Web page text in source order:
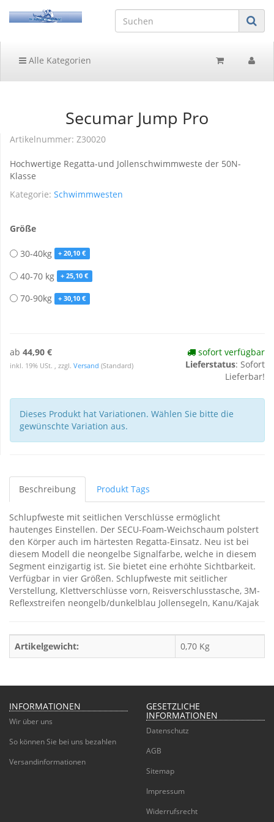
Alle Kategorien
Secumar Jump Pro
Artikelnummer: Z30020
Hochwertige Regatta-und Jollenschwimmweste der 50N-
Klasse
Kategorie: Schwimmwesten
Größe
30-40kg + 20,10 €
40-70 kg + 25,10 €
70-90kg + 30,10 €
ab 44,90 €
inkl. 19% USt. , zzgl. Versand (Standard)
sofort verfügbar
Lieferstatus: Sofort
Lieferbar!
Dieses Produkt hat Variationen. Wählen Sie bitte die
gewünschte Variation aus.
Beschreibung Produkt Tags
Schlupfweste mit seitlichen Verschlüsse ermöglicht
hautenges Einstellen. Der SECU-Foam-Weichschaum polstert
den Körper auch im härtesten Regatta-Einsatz. Neu ist bei
diesem Modell die neongelbe Signalfarbe, welche in diesem
Segment einzigartig ist. Sie bietet eine erhöhte Sichtbarkeit.
Verfügbar in vier Größen. Schlupfweste mit seitlicher
Verstellung, Klettverschlüsse vorn, Reisverschlusstasche, 3M-
Reflexstreifen neongelb/dunkelblau Jollensegeln, Kanu/Kajak
Artikelgewicht: 0,70 Kg
INFORMATIONEN
Wir über uns
So können Sie bei uns bezahlen
Versandinformationen
GESETZLICHE
INFORMATIONEN
Datenschutz
AGB
Sitemap
Impressum
Widerrufsrecht